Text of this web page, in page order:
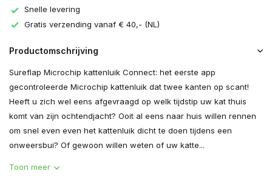
Snelle levering
Gratis verzending vanaf € 40,- (NL)
Productomschrijving
Sureflap Microchip kattenluik Connect: het eerste app
gecontroleerde Microchip kattenluik dat twee kanten op scant!
Heeft u zich wel eens afgevraagd op welk tijdstip uw kat thuis
komt van zijn ochtendjacht? Ooit al eens naar huis willen rennen
om snel even even het kattenluik dicht te doen tijdens een
onweersbui? Of gewoon willen weten of uw katte...
Toon meer